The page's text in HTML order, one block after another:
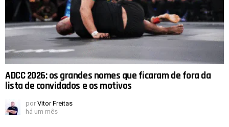
ADCC 2026: os grandes nomes que ficaram de fora da
lista de convidados e os motivos
por Vitor Freitas
há um mês